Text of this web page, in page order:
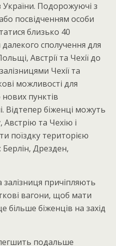
України. Подорожуючі з
посвідченням особи
близько 40
сполучення для
Австрії та Чехії до
Чехії та
можливості для
пунктів
Відтепер біженці можуть
та Чехію і
поїздку територією
Берлін, Дрезден,
залізниця причіпляють
вагони, щоб мати
більше біженців на захід
подальше